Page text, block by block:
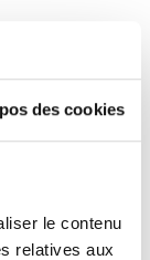
des cookies
le contenu
relatives aux